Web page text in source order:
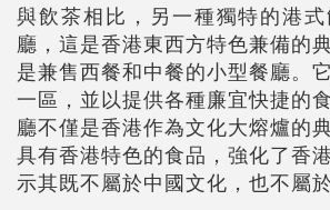
與飲茶相比，另一種獨特的港
廳，這是香港東西方特色兼備的
是兼售西餐和中餐的小型餐廳。
一區，並以提供各種廉宜快捷的
廳不僅是香港作為文化大熔爐的
具有香港特色的食品，強化了香
示其既不屬於中國文化，也不屬